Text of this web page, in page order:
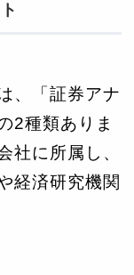
、「証券アナ
2種類ありま
社に所属し、
経済研究機関